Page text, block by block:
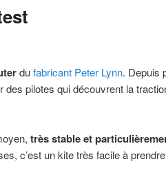
dufabricant Peter Lynn. Depuis
des pilotes qui découvrent la
très stable et
c’est un kite très facile à